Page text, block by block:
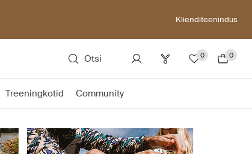
Klienditeenindus
Otsi 0 0
Treeningkotid Community